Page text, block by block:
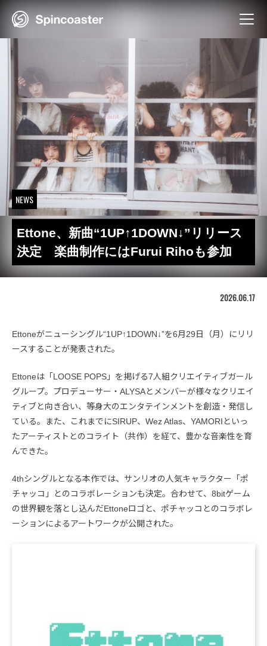
Skip
NEWS
Ettone、新曲“1UP↑1DOWN↓”リリース
決定 楽曲制作にはFurui Rihoも参加
2026.06.17
Ettoneがニューシングル“1UP↑1DOWN↓”を6月29日（月）にリリ
ースすることが発表された。
Ettoneは「LOOSE POPS」を掲げる7人組クリエイティブガール
グループ。プロデューサー・ALYSAとメンバーが様々なクリエイ
ティブと向き合い、等身大のエンタテインメントを創造・発信し
ている。また、これまでにSIRUP、Wez Atlas、YAMORIといっ
たアーティストとのコライト（共作）を経て、豊かな音楽性を育
んできた。
4thシングルとなる本作では、サンリオの人気キャラクター「ポ
チャッコ」とのコラボレーションも決定。合わせて、8bitゲーム
の世界観を落とし込んだEttoneロゴと、ポチャッコとのコラボレ
ーションによるアートワークが公開された。